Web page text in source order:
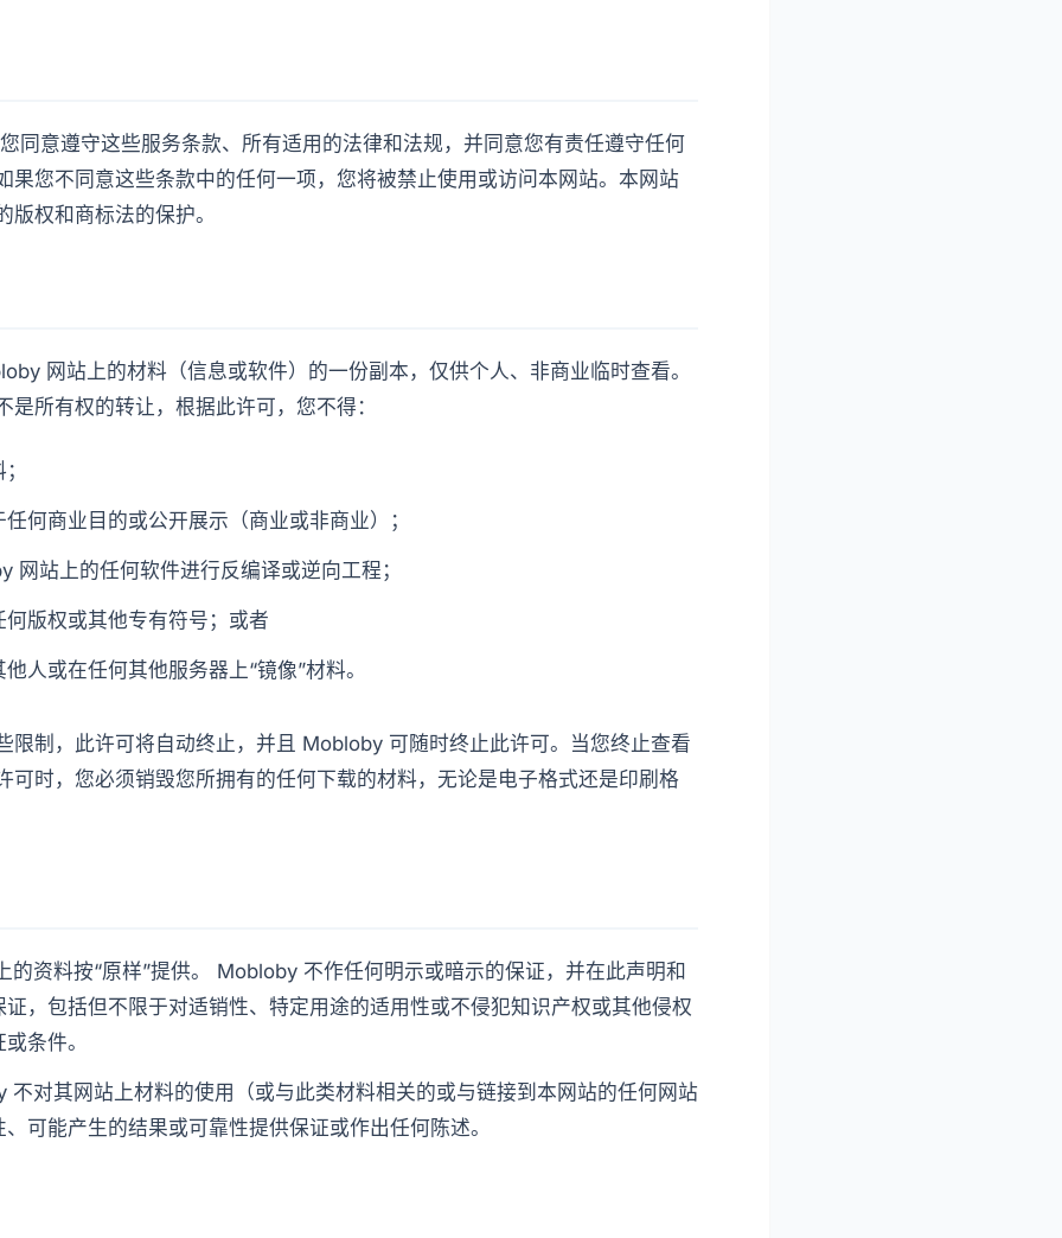
同意遵守这些服务条款、所有适用的法律和法规，并同意您有责任遵守任何
果您不同意这些条款中的任何一项，您将被禁止使用或访问本网站。本网站
版权和商标法的保护。
网站上的材料（信息或软件）的一份副本，仅供个人、非商业临时查看。
是所有权的转让，根据此许可，您不得：
何商业目的或公开展示（商业或非商业）；
网站上的任何软件进行反编译或逆向工程；
版权或其他专有符号；或者
人或在任何其他服务器上“镜像”材料。
限制，此许可将自动终止，并且 Mobloby 可随时终止此许可。当您终止查看
可时，您必须销毁您所拥有的任何下载的材料，无论是电子格式还是印刷格
的资料按“原样”提供。 Mobloby 不作任何明示或暗示的保证，并在此声明和
，包括但不限于对适销性、特定用途的适用性或不侵犯知识产权或其他侵权
条件。
不对其网站上材料的使用（或与此类材料相关的或与链接到本网站的任何网站
可能产生的结果或可靠性提供保证或作出任何陈述。